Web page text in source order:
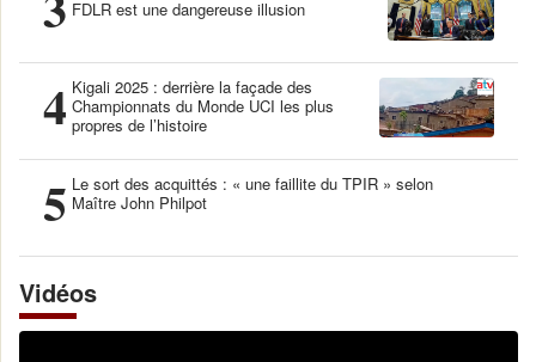
FDLR est une dangereuse illusion
4 Kigali 2025 : derrière la façade des
Championnats du Monde UCI les plus
propres de l’histoire
5 Le sort des acquittés : « une faillite du TPIR » selon
Maître John Philpot
Vidéos